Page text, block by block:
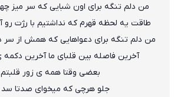
ﻣﻦ دﻟﻢ ﺗﻨﮕﻪ ﺑﺮای اون ﺷﺒﺎﻳﻰ ﻛﻪ ﺳﺮ ﻣﻴﺰ
ﻃﺎﻗﺖ ﻳﻪ ﻟﺤﻈﻪ ﻗﻬﺮم ﻛﻪ ﻧﺪاﺷﺘﻴﻢ ﺑﺎ رژت رو
ﻣﻦ دﻟﻢ ﺗﻨﮕﻪ ﺑﺮای دﻋﻮاﻫﺎﻳﻰ ﻛﻪ ﻫﻤﺶ از
آﺧﺮﻳﻦ ﻓﺎﺻﻠﻪ ﺑﻴﻦ ﻗﻠﺒﺎی ﻣﺎ آﺧﺮﻳﻦ
ﺑﻌﻀﻰ وﻗﺘﺎ ﻫﻤﻪ ی زور
ﺟﻠﻮ ﻫﺮﭼﻰ ﻛﻪ ﻣﻴﺨﻮای ﺻﺪﺗﺎ